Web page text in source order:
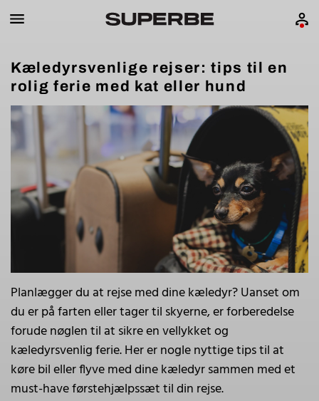
Kæledyrsvenlige rejser: tips til en
rolig ferie med kat eller hund
Planlægger du at rejse med dine kæledyr? Uanset om
du er på farten eller tager til skyerne, er forberedelse
forude nøglen til at sikre en vellykket og
kæledyrsvenlig ferie. Her er nogle nyttige tips til at
køre bil eller flyve med dine kæledyr sammen med et
must-have førstehjælpssæt til din rejse.